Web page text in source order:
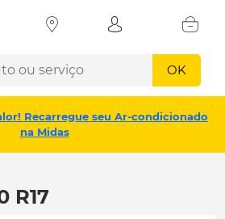
OK
Recarregue seu Ar-condicionado
na Midas
R17